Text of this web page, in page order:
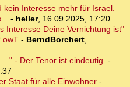
kein Interesse mehr für Israel.
- heller, 16.09.2025, 17:20
Interesse Deine Vernichtung ist"
owT - BerndBorchert,
- Der Tenor ist eindeutig. -
Staat für alle Einwohner-